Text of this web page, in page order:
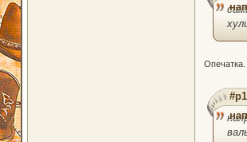
Опечатка.